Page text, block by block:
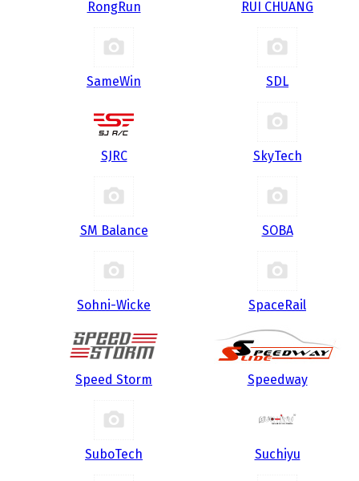
RongRun RUI CHUANG
SameWin SDL
SJRC SkyTech
SM Balance SOBA
Sohni-Wicke SpaceRail
Speed Storm Speedway
SuboTech Suchiyu